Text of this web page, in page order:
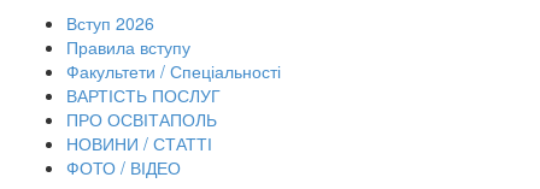
Вступ 2026
Правила вступу
Факультети / Спеціальності
ВАРТІСТЬ ПОСЛУГ
ПРО ОСВІТАПОЛЬ
НОВИНИ / СТАТТІ
ФОТО / ВІДЕО